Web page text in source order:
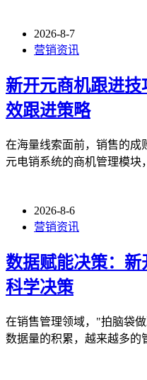
2026-8-7
营销资讯
新开元商机跟进
效跟进策略
在海量线索面前，销售的
元电销系统的商机管理模
2026-8-6
营销资讯
数据赋能决策：
科学决策
在销售管理领域，"拍脑袋
数据量的积累，越来越多